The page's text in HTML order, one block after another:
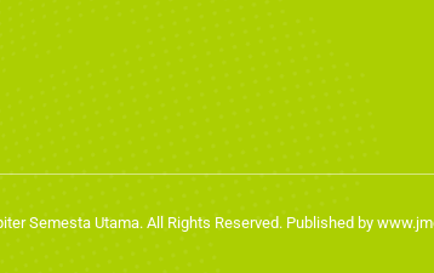
Semesta Utama. All Rights Reserved. Published by